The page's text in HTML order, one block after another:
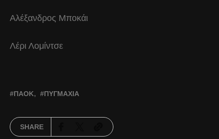
Αλέξανδρος Μποκάι
Λέρι Λομίντσε
ΠΑΟΚ ΠΥΓΜΑΧΊΑ
SHARE